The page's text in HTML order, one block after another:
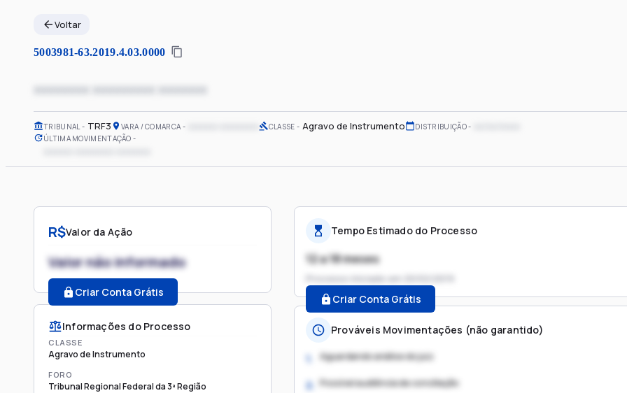
Voltar
5003981-63.2019.4.03.0000
xxxxxxxx xxxxxxxxx xxxxxxx
TRIBUNAL TRF3 VARA / COMARCA CLASSE Agravo de Instrumento DISTRIBUIÇÃO
ÚLTIMA MOVIMENTAÇÃO
R$Valor da Ação
Valor não informado
Criar Conta Grátis
Informações do Processo
CLASSE
Agravo de Instrumento
FORO
Tribunal Regional Federal da 3ª Região
Tempo Estimado do Processo
12 a 18 meses
Processo iniciado em
Criar Conta Grátis
Prováveis Movimentações (não garantido)
1. Aguardando análise do juiz
2. Possível audiência de conciliação